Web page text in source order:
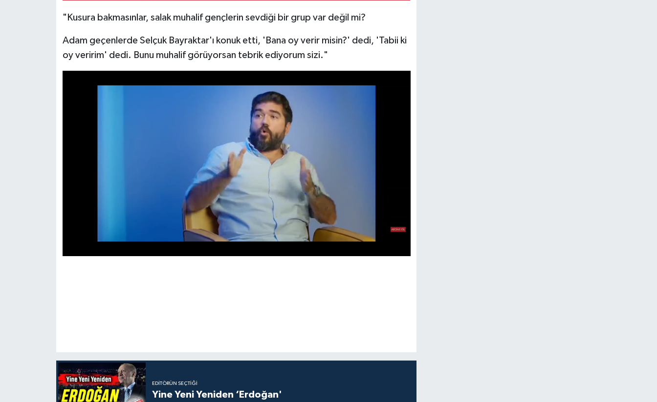
"Kusura bakmasınlar, salak muhalif gençlerin sevdiği bir grup var değil mi?
Adam geçenlerde Selçuk Bayraktar'ı konuk etti, 'Bana oy verir misin?' dedi, 'Tabii ki
oy veririm' dedi. Bunu muhalif görüyorsan tebrik ediyorum sizi."
EDITÖRÜN SEÇTIĞI
Yine Yeni Yeniden ‘Erdoğan'